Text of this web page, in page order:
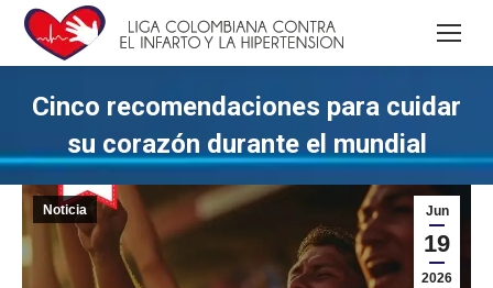
Cinco recomendaciones para cuidar
su corazón durante el mundial
Jun
19
2026
Noticia